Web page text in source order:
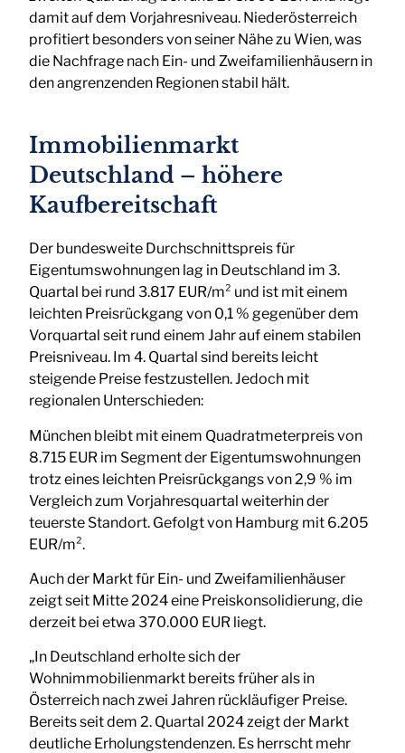
damit auf dem Vorjahresniveau. Niederösterreich
profitiert besonders von seiner Nähe zu Wien, was
die Nachfrage nach Ein- und Zweifamilienhäusern in
den angrenzenden Regionen stabil hält.
Immobilienmarkt
Deutschland – höhere
Kaufbereitschaft
Der bundesweite Durchschnittspreis für
Eigentumswohnungen lag in Deutschland im 3.
Quartal bei rund 3.817 EUR/m² und ist mit einem
leichten Preisrückgang von 0,1 % gegenüber dem
Vorquartal seit rund einem Jahr auf einem stabilen
Preisniveau. Im 4. Quartal sind bereits leicht
steigende Preise festzustellen. Jedoch mit
regionalen Unterschieden:
München bleibt mit einem Quadratmeterpreis von
8.715 EUR im Segment der Eigentumswohnungen
trotz eines leichten Preisrückgangs von 2,9 % im
Vergleich zum Vorjahresquartal weiterhin der
teuerste Standort. Gefolgt von Hamburg mit 6.205
EUR/m².
Auch der Markt für Ein- und Zweifamilienhäuser
zeigt seit Mitte 2024 eine Preiskonsolidierung, die
derzeit bei etwa 370.000 EUR liegt.
„In Deutschland erholte sich der
Wohnimmobilienmarkt bereits früher als in
Österreich nach zwei Jahren rückläufiger Preise.
Bereits seit dem 2. Quartal 2024 zeigt der Markt
deutliche Erholungstendenzen. Es herrscht mehr